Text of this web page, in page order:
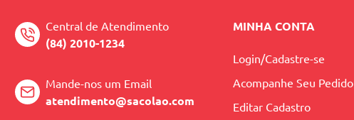
Central de Atendimento
(84) 2010-1234
Mande-nos um Email
atendimento@sacolao.com
MINHA CONTA
Login/Cadastre-se
Acompanhe Seu Pedido
Editar Cadastro